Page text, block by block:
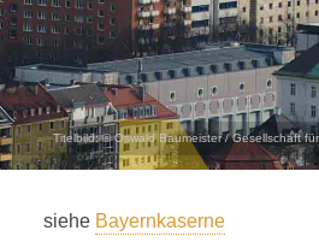
Titelbild:© Oswald Baumeister / Gesellschaft
siehe Bayernkaserne